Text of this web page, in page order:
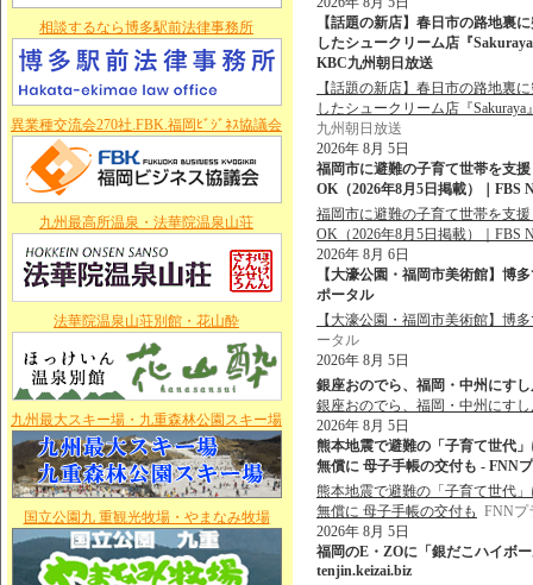
相談するなら博多駅前法律事務所
異業種交流会270社.FBK.福岡ﾋﾞｼﾞﾈｽ協議会
九州最高所温泉・法華院温泉山荘
法華院温泉山荘別館・花山酔
九州最大スキー場・九重森林公園スキー場
国立公園九 重観光牧場・やまなみ牧場
【話題の新店】春日市の路地裏
したシュークリーム店『
KBC九州朝日放送
【話題の新店】春日市の路地裏
したシュークリーム店『
九州朝日放送
2026年 8月 5日
福岡市に避難の子育て世帯を支
OK（2026年8月5日掲載）｜FBS
福岡市に避難の子育て世帯を支
OK（2026年8月5日掲載）｜FBS
2026年 8月 6日
【大濠公園・福岡市美術館】博
ポータル
【大濠公園・福岡市美術館】博
ータル
2026年 8月 5日
銀座おのでら、福岡・中州にす
銀座おのでら、福岡・中州にす
2026年 8月 5日
熊本地震で避難の「子育て世代
無償に 母子手帳の交付も - FNN
熊本地震で避難の「子育て世代
無償に 母子手帳の交付も FNNプ
2026年 8月 5日
福岡のE・ZOに「銀だこハイボ
tenjin.keizai.biz